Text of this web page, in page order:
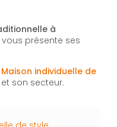
à
vous présente ses
Maison individuelle de
et son secteur.